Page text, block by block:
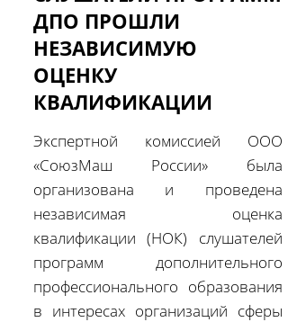
ДПО ПРОШЛИ
НЕЗАВИСИМУЮ
ОЦЕНКУ
КВАЛИФИКАЦИИ
Экспертной комиссией ООО
«СоюзМаш России» была
организована и проведена
независимая оценка
квалификации (НОК) слушателей
программ дополнительного
профессионального образования
в интересах организаций сферы